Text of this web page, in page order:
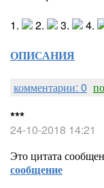
1.
2. 3. 4.
ОПИСАНИЯ
комментарии: 0
***
24-10-2018 14:21
Это цитата
сообщение